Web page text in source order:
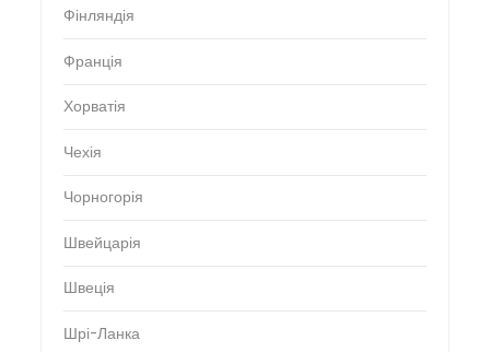
Фінляндія
Франція
Хорватія
Чехія
Чорногорія
Швейцарія
Швеція
Шрі-Ланка